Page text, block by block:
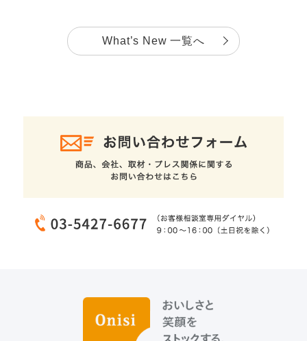
What’s New 一覧へ